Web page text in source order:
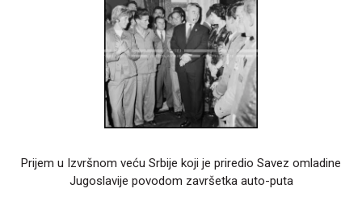
Prijem u Izvršnom veću Srbije koji je priredio Savez omladine
Jugoslavije povodom završetka auto-puta